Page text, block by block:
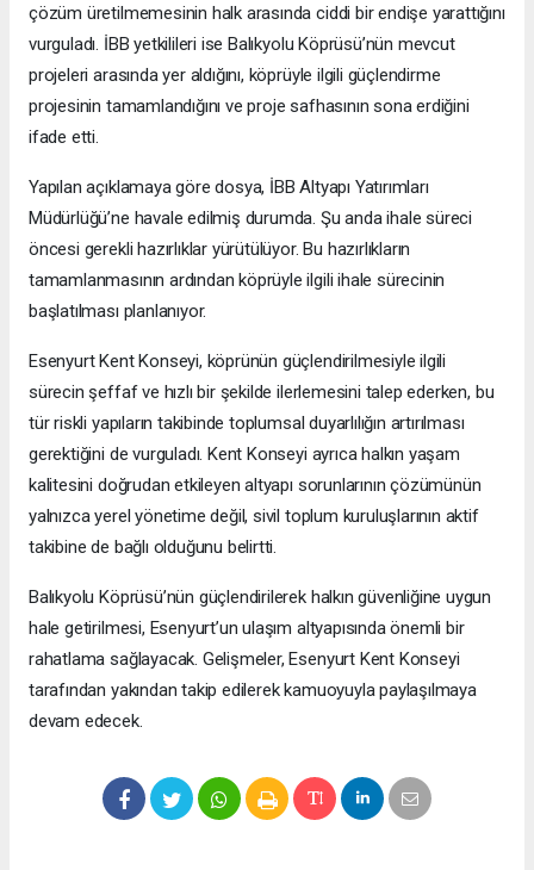
çözüm üretilmemesinin halk arasında ciddi bir endişe yarattığını
vurguladı. İBB yetkilileri ise Balıkyolu Köprüsü’nün mevcut
projeleri arasında yer aldığını, köprüyle ilgili güçlendirme
projesinin tamamlandığını ve proje safhasının sona erdiğini
ifade etti.
Yapılan açıklamaya göre dosya, İBB Altyapı Yatırımları
Müdürlüğü’ne havale edilmiş durumda. Şu anda ihale süreci
öncesi gerekli hazırlıklar yürütülüyor. Bu hazırlıkların
tamamlanmasının ardından köprüyle ilgili ihale sürecinin
başlatılması planlanıyor.
Esenyurt Kent Konseyi, köprünün güçlendirilmesiyle ilgili
sürecin şeffaf ve hızlı bir şekilde ilerlemesini talep ederken, bu
tür riskli yapıların takibinde toplumsal duyarlılığın artırılması
gerektiğini de vurguladı. Kent Konseyi ayrıca halkın yaşam
kalitesini doğrudan etkileyen altyapı sorunlarının çözümünün
yalnızca yerel yönetime değil, sivil toplum kuruluşlarının aktif
takibine de bağlı olduğunu belirtti.
Balıkyolu Köprüsü’nün güçlendirilerek halkın güvenliğine uygun
hale getirilmesi, Esenyurt’un ulaşım altyapısında önemli bir
rahatlama sağlayacak. Gelişmeler, Esenyurt Kent Konseyi
tarafından yakından takip edilerek kamuoyuyla paylaşılmaya
devam edecek.